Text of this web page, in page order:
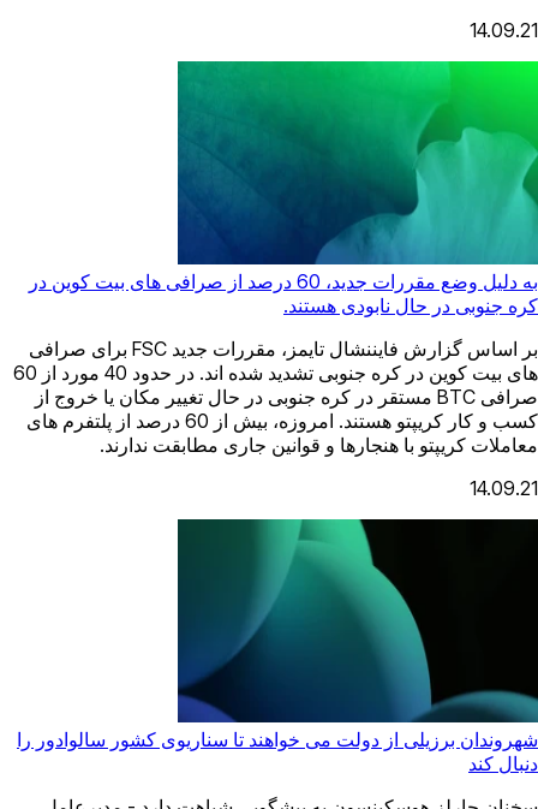
14.09.21
به دلیل وضع مقررات جدید، 60 درصد از صرافی های بیت کوین در
کره جنوبی در حال نابودی هستند.
بر اساس گزارش فایننشال تایمز، مقررات جدید FSC برای صرافی
های بیت کوین در کره جنوبی تشدید شده اند. در حدود 40 مورد از 60
صرافی BTC مستقر در کره جنوبی در حال تغییر مکان یا خروج از
کسب و کار کریپتو هستند. امروزه، بیش از 60 درصد از پلتفرم های
معاملات کریپتو با هنجارها و قوانین جاری مطابقت ندارند.
14.09.21
شهروندان برزیلی از دولت می خواهند تا سناریوی کشور سالوادور را
دنبال کند